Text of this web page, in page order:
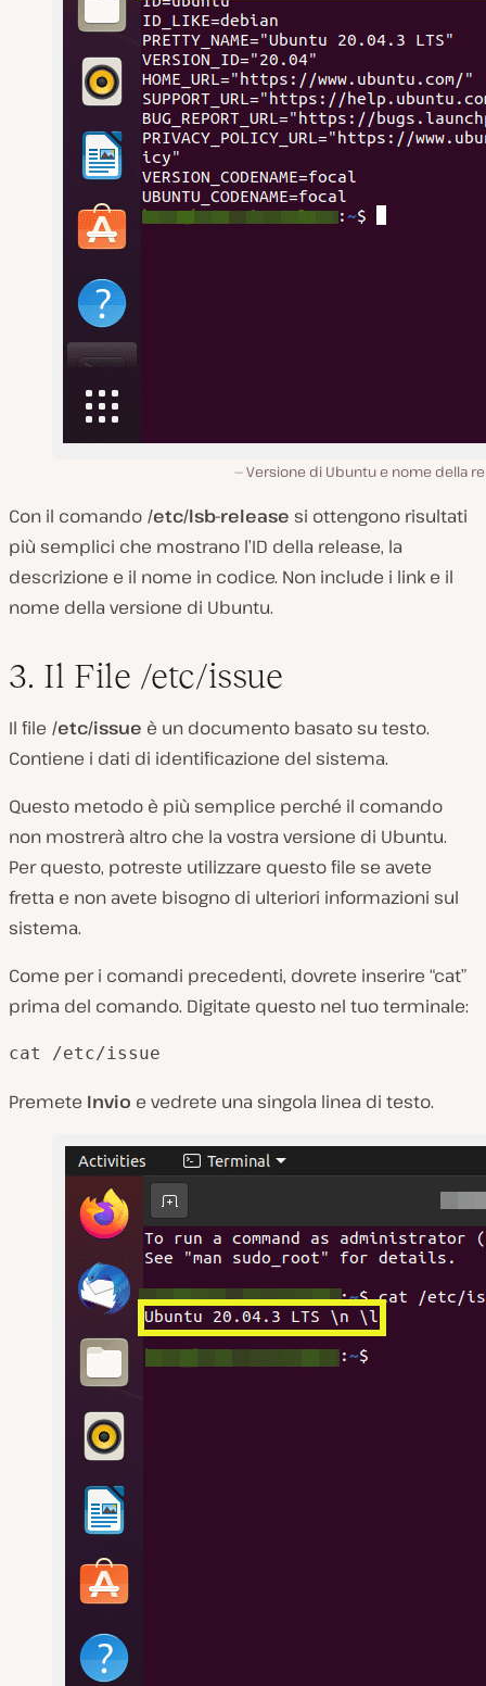
Versione di Ubuntu e nome della
Con il comando /etc/lsb-release si ottengono risultati
più semplici che mostrano l’ID della release, la
descrizione e il nome in codice. Non include i link e il
nome della versione di Ubuntu.
3. Il File /etc/issue
Il file /etc/issue è un documento basato su testo.
Contiene i dati di identificazione del sistema.
Questo metodo è più semplice perché il comando
non mostrerà altro che la vostra versione di Ubuntu.
Per questo, potreste utilizzare questo file se avete
fretta e non avete bisogno di ulteriori informazioni sul
sistema.
Come per i comandi precedenti, dovrete inserire “cat”
prima del comando. Digitate questo nel tuo terminale:
cat /etc/issue
Premete Invio e vedrete una singola linea di testo.